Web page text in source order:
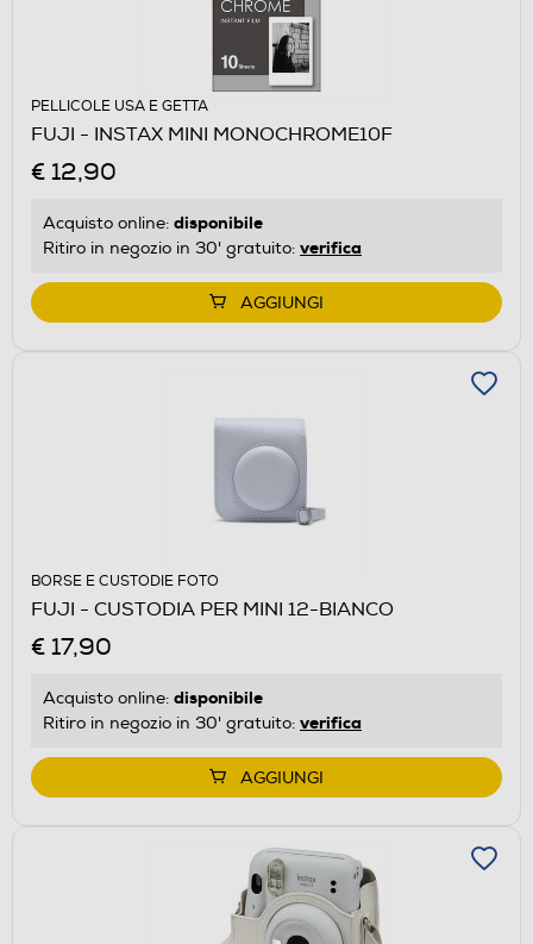
PELLICOLE USA E GETTA
FUJI - INSTAX MINI MONOCHROME10F
€ 12,90
Acquisto online: disponibile
Ritiro in negozio in 30' gratuito: verifica
AGGIUNGI
BORSE E CUSTODIE FOTO
FUJI - CUSTODIA PER MINI 12-BIANCO
€ 17,90
Acquisto online: disponibile
Ritiro in negozio in 30' gratuito: verifica
AGGIUNGI